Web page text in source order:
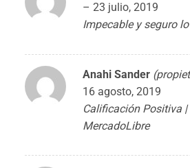
– 23 julio, 2019
Impecable y seguro
Anahi Sander
16 agosto, 2019
Calificación Positiva
MercadoLibre